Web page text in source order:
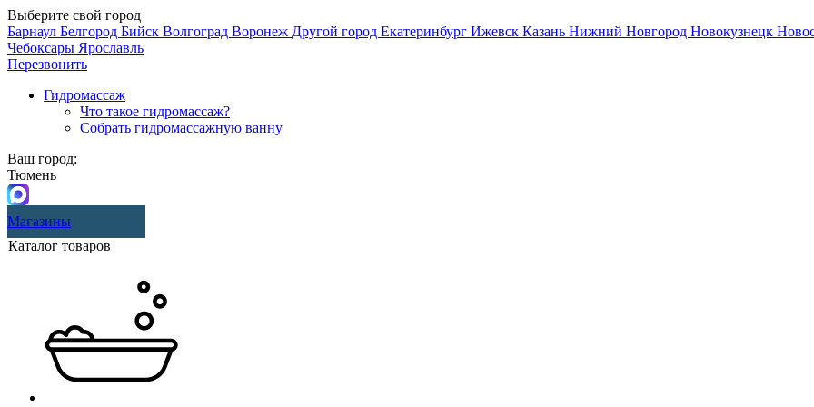
Выберите свой город
Барнаул Белгород Бийск Волгоград Воронеж Другой город Екатеринбург Ижевск Казань Нижний Новгород Новокузнецк
Чебоксары Ярославль
Перезвонить
Гидромассаж
Что такое гидромассаж?
Собрать гидромассажную ванну
Ваш город:
Тюмень
Магазины
Каталог товаров